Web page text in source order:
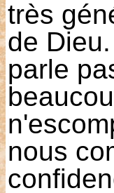
très
de
parle
nous